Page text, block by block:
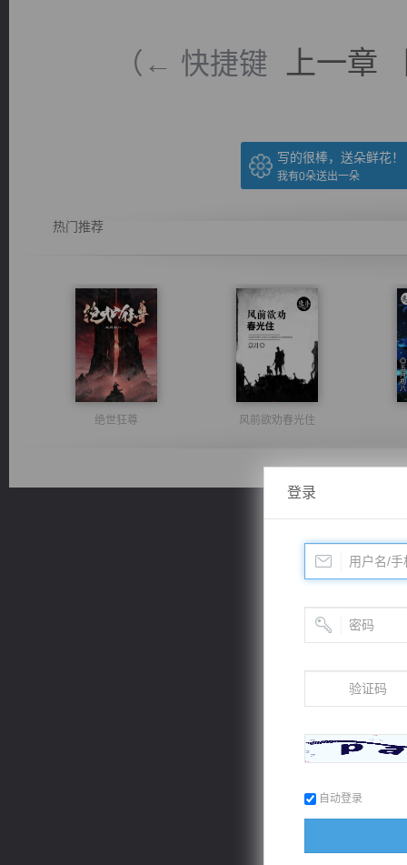
（← 快捷键 上一章
写的很棒，送朵鲜花！
我有0朵送出一朵
热门推荐
绝世狂尊 风前欲劝春光住
桃运
登录
自动登录